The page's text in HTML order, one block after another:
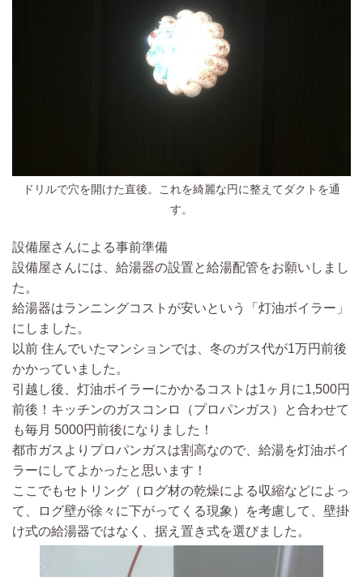
ドリルで穴を開けた直後。これを綺麗な円に整えてダクトを通
す。
設備屋さんによる事前準備
設備屋さんには、給湯器の設置と給湯配管をお願いしまし
た。
給湯器はランニングコストが安いという「灯油ボイラー」
にしました。
以前 住んでいたマンションでは、冬のガス代が1万円前後
かかっていました。
引越し後、灯油ボイラーにかかるコストは1ヶ月に1,500円
前後！キッチンのガスコンロ（プロパンガス）と合わせて
も毎月 5000円前後になりました！
都市ガスよりプロパンガスは割高なので、給湯を灯油ボイ
ラーにしてよかったと思います！
ここでもセトリング （ログ材の乾燥による収縮などによっ
て、ログ壁が徐々に下がってくる現象）
を考慮して、壁掛
け式の給湯器ではなく、据え置き式を選びました。